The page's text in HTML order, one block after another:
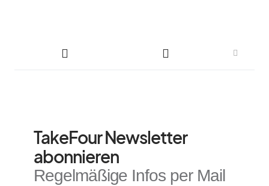
TakeFour Newsletter
abonnieren
Regelmäßige Infos per Mail